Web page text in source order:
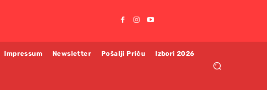
Impressum Newsletter Pošalji Priču Izbori 2026